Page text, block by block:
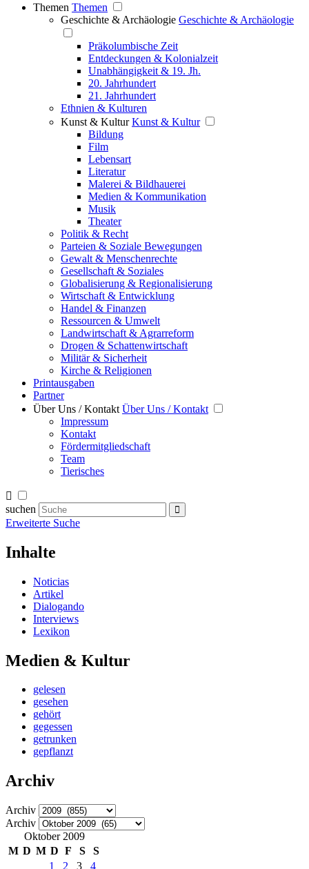
Themen Themen
Geschichte & Archäologie Geschichte & Archäologie
Präkolumbische Zeit
Entdeckungen & Kolonialzeit
Unabhängigkeit & 19. Jh.
20. Jahrhundert
21. Jahrhundert
Ethnien & Kulturen
Kunst & Kultur Kunst & Kultur
Bildung
Film
Lebensart
Literatur
Malerei & Bildhauerei
Medien & Kommunikation
Musik
Theater
Politik & Recht
Parteien & Soziale Bewegungen
Gewalt & Menschenrechte
Gesellschaft & Soziales
Globalisierung & Regionalisierung
Wirtschaft & Entwicklung
Handel & Finanzen
Ressourcen & Umwelt
Landwirtschaft & Agrarreform
Drogen & Schattenwirtschaft
Militär & Sicherheit
Kirche & Religionen
Printausgaben
Partner
Über Uns / Kontakt Über Uns / Kontakt
Impressum
Kontakt
Fördermitgliedschaft
Team
Tierisches
suchen
Erweiterte Suche
Inhalte
Noticias
Artikel
Dialogando
Interviews
Lexikon
Medien & Kultur
gelesen
gesehen
gehört
gegessen
getrunken
gepflanzt
Archiv
Archiv
Archiv
Oktober 2009
M D M D F S
S
1
2 3 4